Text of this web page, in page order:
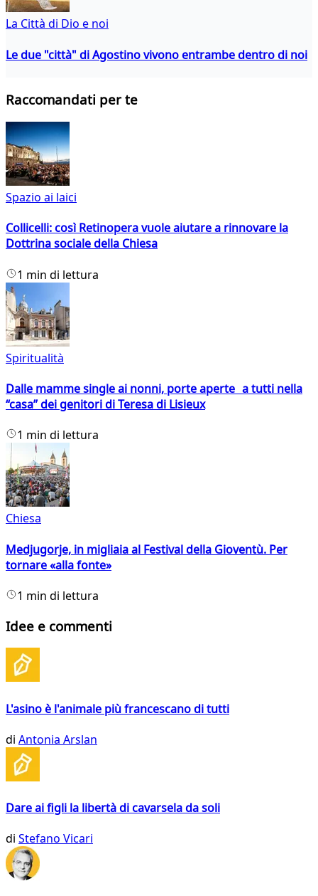
La Città di Dio e noi
Le due "città" di Agostino vivono entrambe dentro di noi
Raccomandati per te
Spazio ai laici
Collicelli: così Retinopera vuole aiutare a rinnovare la
Dottrina sociale della Chiesa
1 min di lettura
Spiritualità
Dalle mamme single ai nonni, porte aperte a tutti nella
“casa” dei genitori di Teresa di Lisieux
1 min di lettura
Chiesa
Medjugorje, in migliaia al Festival della Gioventù. Per
tornare «alla fonte»
1 min di lettura
Idee e commenti
L'asino è l'animale più francescano di tutti
di Antonia Arslan
Dare ai figli la libertà di cavarsela da soli
di Stefano Vicari